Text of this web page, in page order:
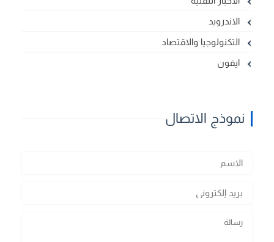
الاندرويد
التكنولوجيا والاقتصاد
ايفون
نموذج الاتصال